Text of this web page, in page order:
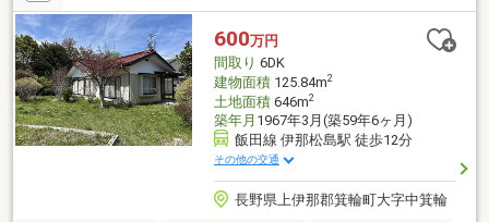
を独り占めできる贅沢はこの物件ならでは。避暑地としても最高
峰の環境です。建物は北欧の知恵が詰まった「スウェーデンハウ
ス」施工。広大な自然に調和する美しい佇まいと、確かな性能が
暮らしを支えます。誰にも邪魔されない森の暮らしをぜひ。
600万円
間取り 6DK
建物面積125.84m2
土地面積646m2
築年月 1967年3月(築59年6ヶ月)
飯田線 伊那松島駅 徒歩12分
その他の交通
長野県上伊那郡箕輪町大字中箕輪